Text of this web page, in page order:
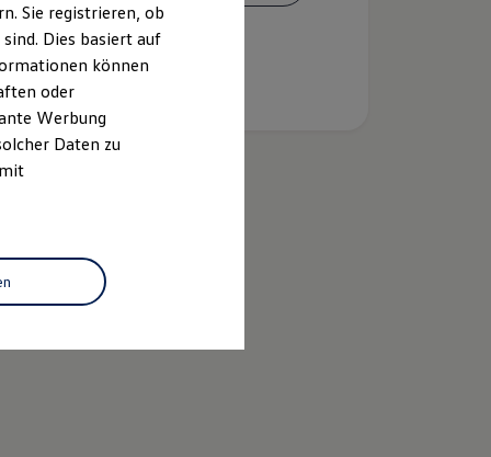
Sie registrieren, ob
Dies basiert auf
können
oder
Werbung
Daten zu